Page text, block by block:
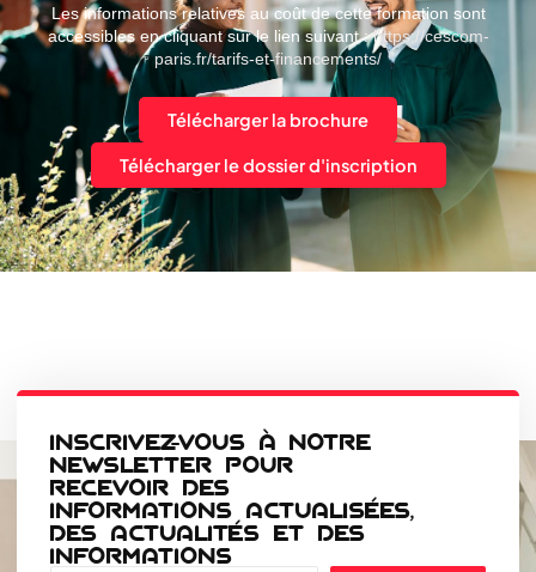
Les informations relatives au coût de cette formation sont
accessibles en cliquant sur le lien suivant :https://cescom-
paris.fr/tarifs-et-financements/
Télécharger la brochure
Télécharger le dossier d'inscription
INSCRIVEZ-VOUS À NOTRE
NEWSLETTER POUR
RECEVOIR DES
INFORMATIONS ACTUALISÉES,
DES ACTUALITÉS ET DES
INFORMATIONS